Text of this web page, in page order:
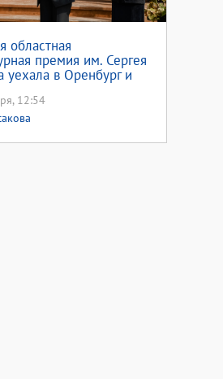
областная
премия им. Сергея
уехала в Оренбург и
12:54